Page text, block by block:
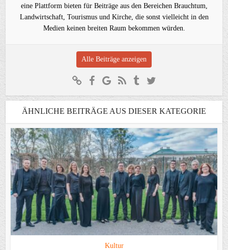
eine Plattform bieten für Beiträge aus den Bereichen Brauchtum,
Landwirtschaft, Tourismus und Kirche, die sonst vielleicht in den
Medien keinen breiten Raum bekommen würden.
Alle Beiträge anzeigen
ÄHNLICHE BEITRÄGE AUS DIESER KATEGORIE
Kultur